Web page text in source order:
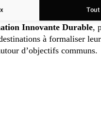
à travers des référentiels
Innovante Durable,
à formaliser
d’objectifs communs.